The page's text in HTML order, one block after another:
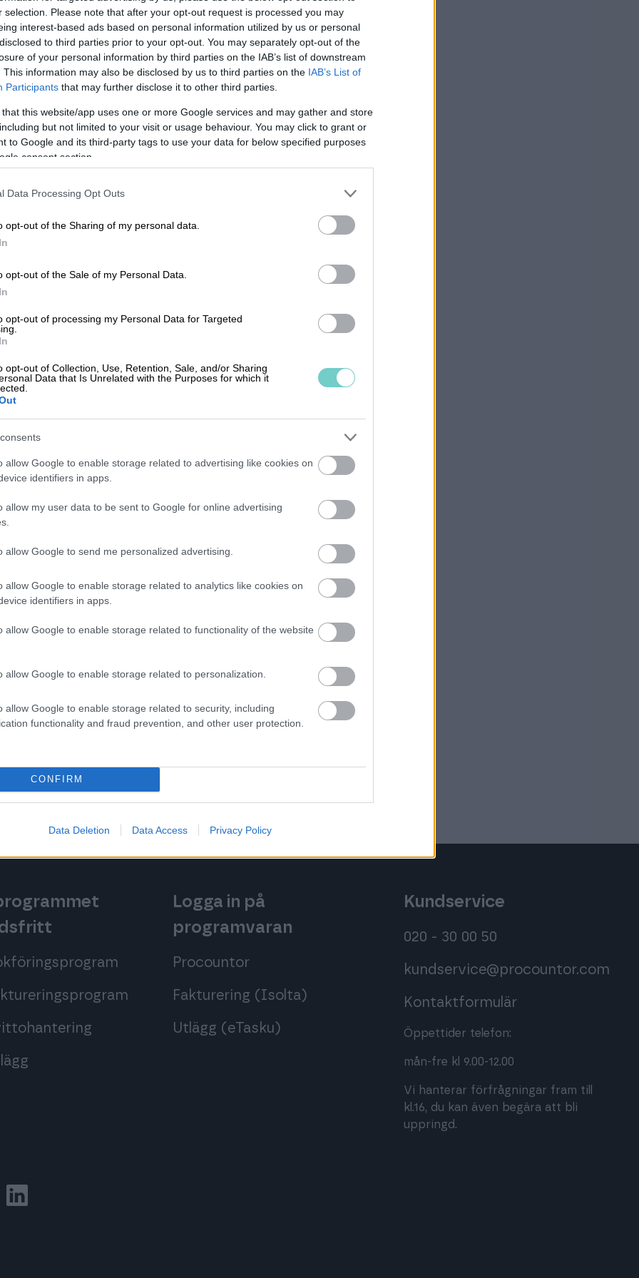
selection. Please note that after your opt-out request is processed you may
interest-based ads based on personal information utilized by us or personal
to third parties prior to your opt-out. You may separately opt-out of the
of your personal information by third parties on the IAB’s list of downstream
This information may also be disclosed by us to third parties on the IAB’s List of
Participants that may further disclose it to other third parties.
that this website/app uses one or more Google services and may gather and store
but not limited to your visit or usage behaviour. You may click to grant or
to Google and its third-party tags to use your data for below specified purposes
consent section.
Data Processing Opt Outs
opt-out of the Sharing of my personal data.
opt-out of the Sale of my Personal Data.
opt-out of processing my Personal Data for Targeted
opt-out of Collection, Use, Retention, Sale, and/or Sharing
Data that Is Unrelated with the Purposes for which it
allow Google to enable storage related to advertising like cookies on
identifiers in apps.
allow my user data to be sent to Google for online advertising
allow Google to send me personalized advertising.
allow Google to enable storage related to analytics like cookies on
identifiers in apps.
allow Google to enable storage related to functionality of the website
allow Google to enable storage related to personalization.
allow Google to enable storage related to security, including
functionality and fraud prevention, and other user protection.
CONFIRM
Data Deletion Data Access Privacy Policy
av SWIFT-koder central för att
för sina kunder.
koder i
för att genomföra
rapporteringar. De möjliggör snabba och
vilket är en förutsättning för global
Procountor, integreras dessa koder i
och förenkla betalningsprocesser.
kan hjälpa företag att effektivisera
internationella handelskapacitet. Det är
internationella bankstandarder och för
transaktioner.
och Vidare
rekommenderas att besöka
hitta information om andra relevanta
Vad är Balanskonto?. Dessa resurser kan ge
robust förståelse för ekonomisk
och resurser kan vara avgörande för
processer. Procountor strävar
som krävs för att navigera i den
Logga in på
programvaran
Procountor
Fakturering (Isolta)
Utlägg (eTasku)
Kundservice
020 - 30 00 50
kundservice@procountor.com
Kontaktformulär
Öppettider telefon:
mån-fre kl 9.00-12.00
Vi hanterar förfrågningar fram till
kl.16, du kan även begära att bli
uppringd.